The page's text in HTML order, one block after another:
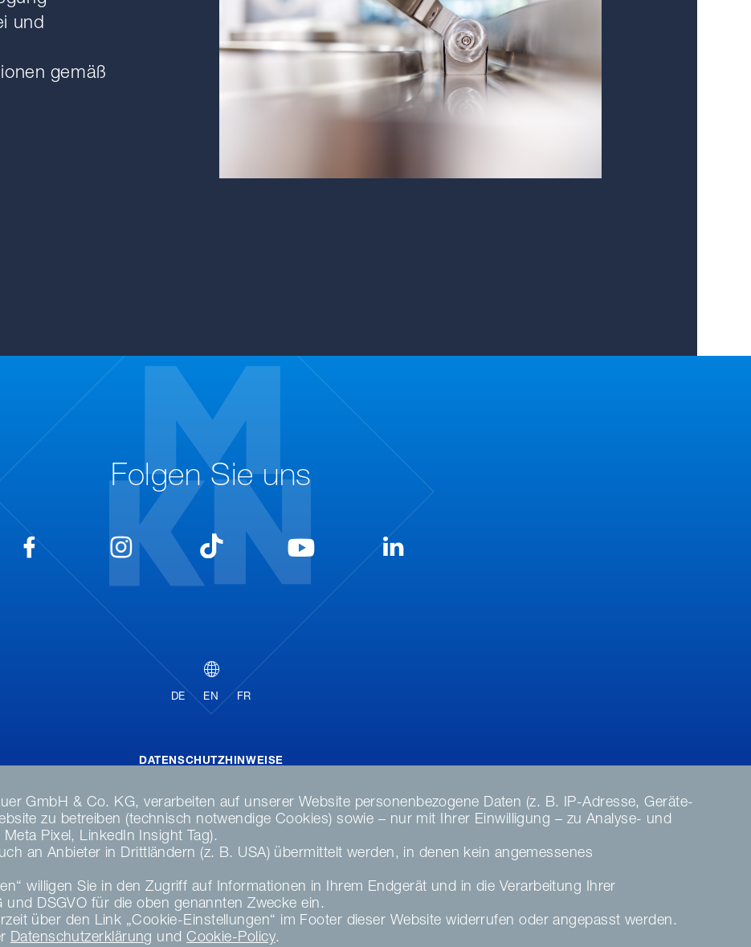
und
gemäß
Folgen Sie uns
DE EN FR
DATENSCHUTZHINWEISE
DATENSCHUTZERKLÄRUNG
AGB
MATERIAL COMPLIANCE
COOKIE EINSTELLUNGEN
KARRIERE
IMPRESSUM
GmbH & Co. KG, verarbeiten auf unserer Website personenbezogene Daten (z. B. IP-Adresse, Geräte-
zu betreiben (technisch notwendige Cookies) sowie – nur mit Ihrer Einwilligung – zu Analyse- und
Pixel, LinkedIn Insight Tag).
an Anbieter in Drittländern (z. B. USA) übermittelt werden, in denen kein angemessenes
willigen Sie in den Zugriff auf Informationen in Ihrem Endgerät und in die Verarbeitung Ihrer
DSGVO für die oben genannten Zwecke ein.
über den Link „Cookie-Einstellungen“ im Footer dieser Website widerrufen oder angepasst werden.
Datenschutzerklärung undCookie-Policy.